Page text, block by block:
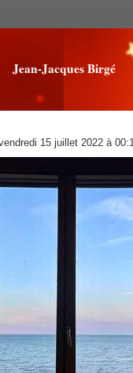
Jean-Jacques Birgé
15 juillet 2022 à